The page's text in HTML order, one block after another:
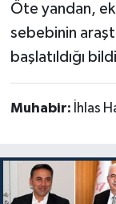
Öte yandan,
sebebinin
başlatıldığı
Muhabir: İhlas